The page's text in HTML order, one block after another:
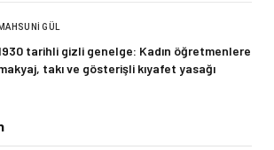
MAHSUNI GÜL
tarihli gizli genelge: Kadın öğretmenlere
takı ve gösterişli kıyafet yasağı